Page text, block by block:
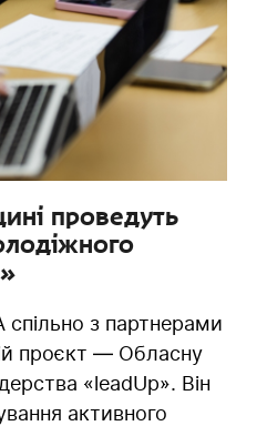
проведуть
з партнерами
проєкт — Обласну
«leadUp». Він
активного